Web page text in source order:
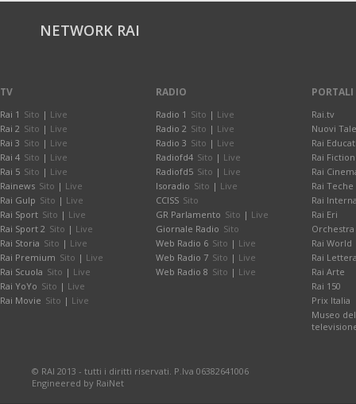
NETWORK RAI
TV
Rai 1 Sito | Live
Rai 2 Sito | Live
Rai 3 Sito | Live
Rai 4 Sito | Live
Rai 5 Sito | Live
Rainews Sito | Live
Rai Gulp Sito | Live
Rai Sport Sito | Live
Rai Sport 2 Sito | Live
Rai Storia Sito | Live
Rai Premium Sito | Live
Rai Scuola Sito | Live
Rai YoYo Sito | Live
Rai Movie Sito | Live
RADIO
Radio 1 Sito | Live
Radio 2 Sito | Live
Radio 3 Sito | Live
Radiofd4 Sito | Live
Radiofd5 Sito | Live
Isoradio Sito | Live
CCISS Sito
GR Parlamento Sito | Live
Giornale Radio Sito
Web Radio 6 Sito | Live
Web Radio 7 Sito | Live
Web Radio 8 Sito | Live
PORTALI
Rai.tv
Nuovi
Rai
Rai Fiction
Rai
Rai Teche
Rai
Rai Eri
Rai World
Rai
Rai Arte
Rai 150
Prix Italia
Museo
© RAI 2013 - tutti i diritti riservati. P.Iva 06382641006
Engineered by RaiNet